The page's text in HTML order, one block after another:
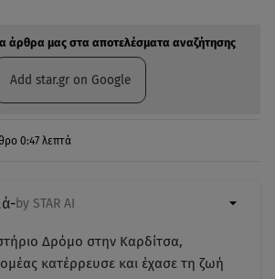
άρθρα μας στα αποτελέσματα αναζήτησης
Add star.gr on Google
0:47 λεπτά
-by STAR AI
Δρόμο στην Καρδίτσα,
κατέρρευσε και έχασε τη ζωή